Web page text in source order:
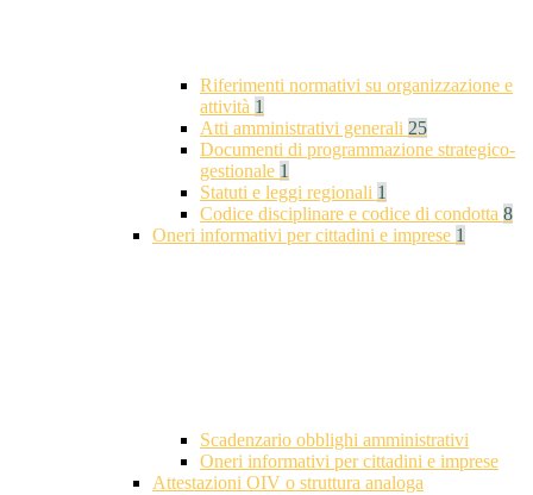
Riferimenti normativi su organizzazione e
attività 1
Atti amministrativi generali 25
Documenti di programmazione strategico-
gestionale 1
Statuti e leggi regionali 1
Codice disciplinare e codice di condotta 8
Oneri informativi per cittadini e imprese 1
Scadenzario obblighi amministrativi
Oneri informativi per cittadini e imprese
Attestazioni OIV o struttura analoga